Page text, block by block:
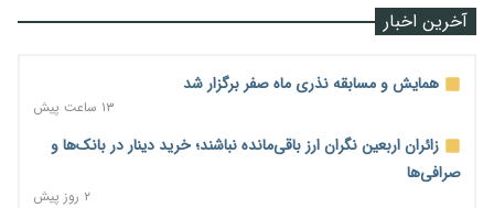
آخرین اخبار
همایش و مسابقه نذری ماه صفر برگزار شد
۱۳ ساعت پیش
زائران اربعین نگران ارز باقی‌مانده نباشند؛ خرید دینار در بانک‌ها و
صرافی‌ها
۲ روز پیش